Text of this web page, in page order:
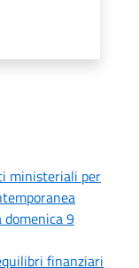
ministeriali per
domenica 9
finanziari